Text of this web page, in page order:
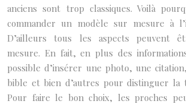
anciens sont trop classiques. Voilà
commander un modèle sur mesure à
D’ailleurs tous les aspects peuvent
mesure. En fait, en plus des
possible d’insérer une photo, une
bible et bien d’autres pour distinguer la
Pour faire le bon choix, les proches